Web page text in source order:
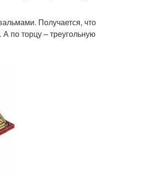
Получается, что
по торцу – треугольную